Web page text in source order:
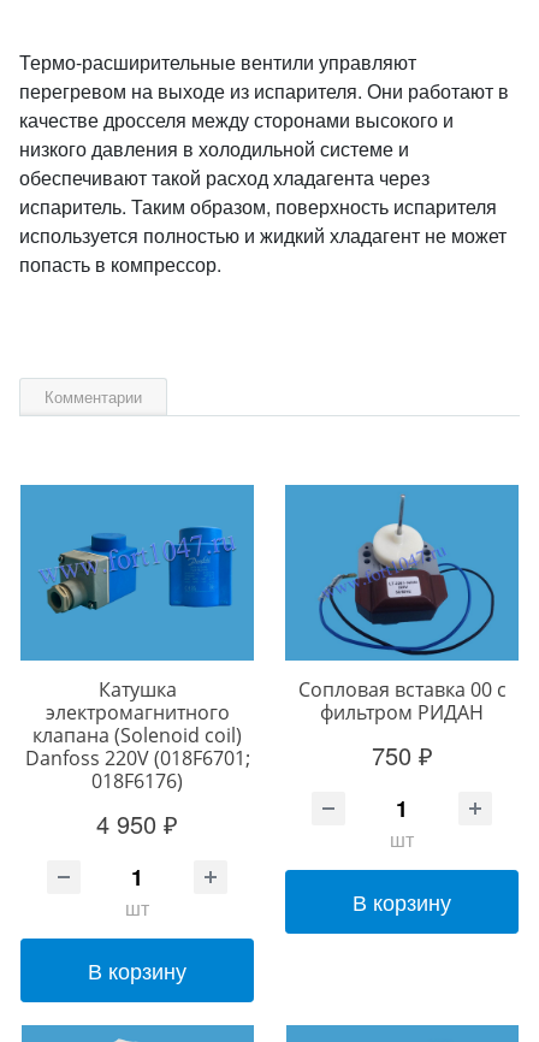
Термо-расширительные вентили управляют
перегревом на выходе из испарителя. Они работают в
качестве дросселя между сторонами высокого и
низкого давления в холодильной системе и
обеспечивают такой расход хладагента через
испаритель. Таким образом, поверхность испарителя
используется полностью и жидкий хладагент не может
попасть в компрессор.
Комментарии
Катушка
электромагнитного
клапана (Solenoid coil)
Danfoss 220V (018F6701;
018F6176)
4 950 ₽
шт
В корзину
Сопловая вставка 00 с
фильтром РИДАН
750 ₽
шт
В корзину